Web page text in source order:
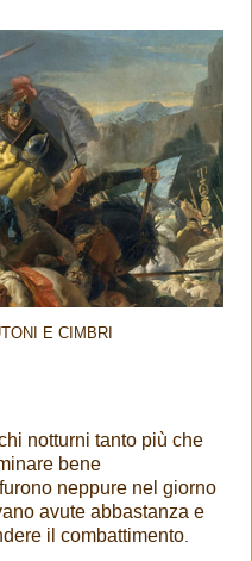
E CIMBRI
notturni tanto più che
bene
neppure nel giorno
avute abbastanza e
il combattimento